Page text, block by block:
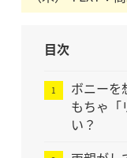
目次
ボニーを
もちゃ「
い？